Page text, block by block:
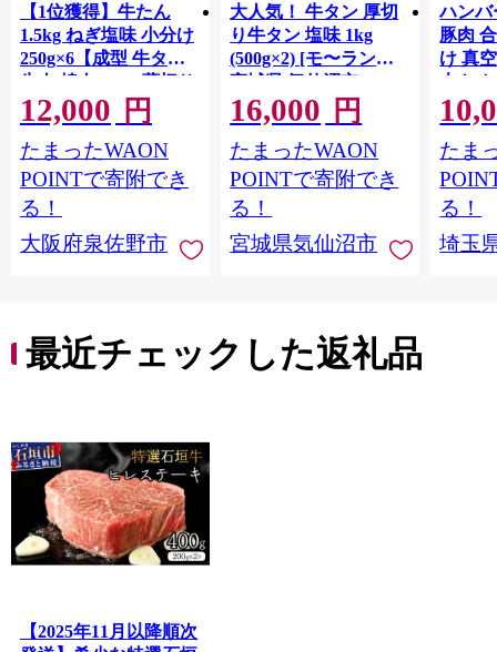
【1位獲得】牛たん
1.5kg ねぎ塩味 小分け
250g×6【成型 牛タン
牛肉 焼肉 BBQ 薄切り
ぎゅうたん スライス
訳あり サイズ不揃
い】 G4721
12,000 円
たまったWAON
POINTで寄附でき
る！
大阪府泉佐野市
大人気！ 牛タン 厚切
り牛タン 塩味 1kg
(500g×2) [モ〜ランド
宮城県 気仙沼市
20564660] 肉 牛肉 精肉
牛たん 牛タン塩 牛た
ん塩 冷凍 焼肉 BBQ ア
ウトドア バーベキュ
ー 厚切り タン
16,000 円
たまったWAON
POINTで寄附でき
る！
宮城県気仙沼市
ハンバ
豚肉
け 真
大き
保存
淡路島
ポーク
き肉
ず 惣
まみ
んのお
たま
る！
埼玉
最近チェックした返礼品
【2025年11月以降順次